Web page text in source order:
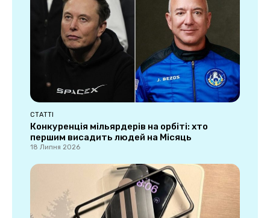
СТАТТІ
Конкуренція мільярдерів на орбіті: хто
першим висадить людей на Місяць
18 Липня 2026